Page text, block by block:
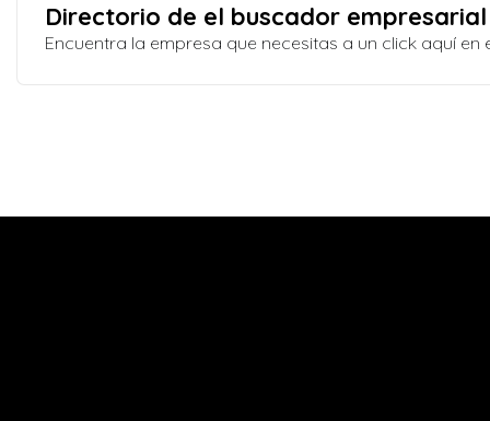
Directorio de el buscador empresarial
Encuentra la empresa que necesitas a un click aquí